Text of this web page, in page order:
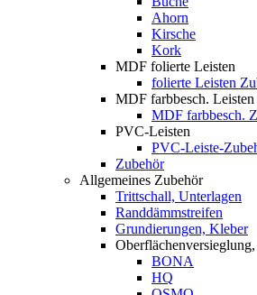
Ahorn
Kirsche
Kork
MDF folierte Leisten
folierte Leisten
MDF farbbesch. Leisten
MDF farbbesch.
PVC-Leisten
PVC-Leiste-
Zubehör
Allgemeines Zubehör
Trittschall, Unterlagen
Randdämmstreifen
Grundierungen, Kleber
BONA
HQ